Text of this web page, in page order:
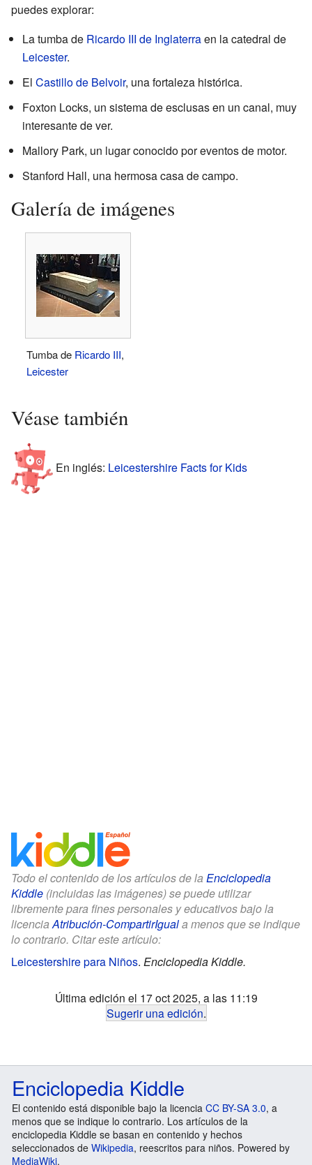
puedes explorar:
La tumba de Ricardo III de Inglaterraen la catedral de
Leicester.
El Castillo de Belvoir, una fortaleza histórica.
Foxton Locks, un sistema de esclusas en un canal, muy
interesante de ver.
Mallory Park, un lugar conocido por eventos de motor.
Stanford Hall, una hermosa casa de campo.
Galería de imágenes
Tumba de Ricardo III,
Leicester
Véase también
En inglés: Leicestershire Facts for Kids
Todo el contenido de los artículos de la Enciclopedia
Kiddle (incluidas las imágenes) se puede utilizar
libremente para fines personales y educativos bajo la
licenciaAtribución-CompartirIguala menos que se indique
lo contrario. Citar este artículo:
Leicestershire para Niños. Enciclopedia Kiddle.
Última edición el 17 oct 2025, a las 11:19
Sugerir una edición.
Enciclopedia Kiddle
El contenido está disponible bajo la licencia CC BY-SA 3.0, a
menos que se indique lo contrario. Los artículos de la
enciclopedia Kiddle se basan en contenido y hechos
seleccionados de Wikipedia, reescritos para niños. Powered by
MediaWiki.